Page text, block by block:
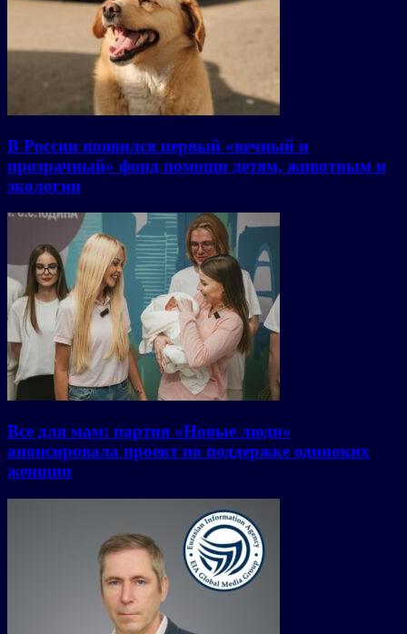
В России появился первый «вечный и
прозрачный» фонд помощи детям, животным и
экологии
Все для мам: партия «Новые люди»
анонсировала проект по поддержке одиноких
женщин